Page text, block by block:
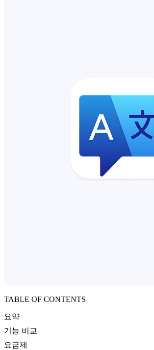
TABLE OF CONTENTS
요약
기능 비교
요금제